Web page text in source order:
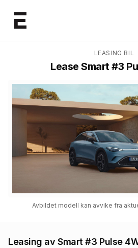
LEASING BIL
Lease Smart #3
Avbildet modell kan avvike fra
Leasing avSmart #3 Pulse